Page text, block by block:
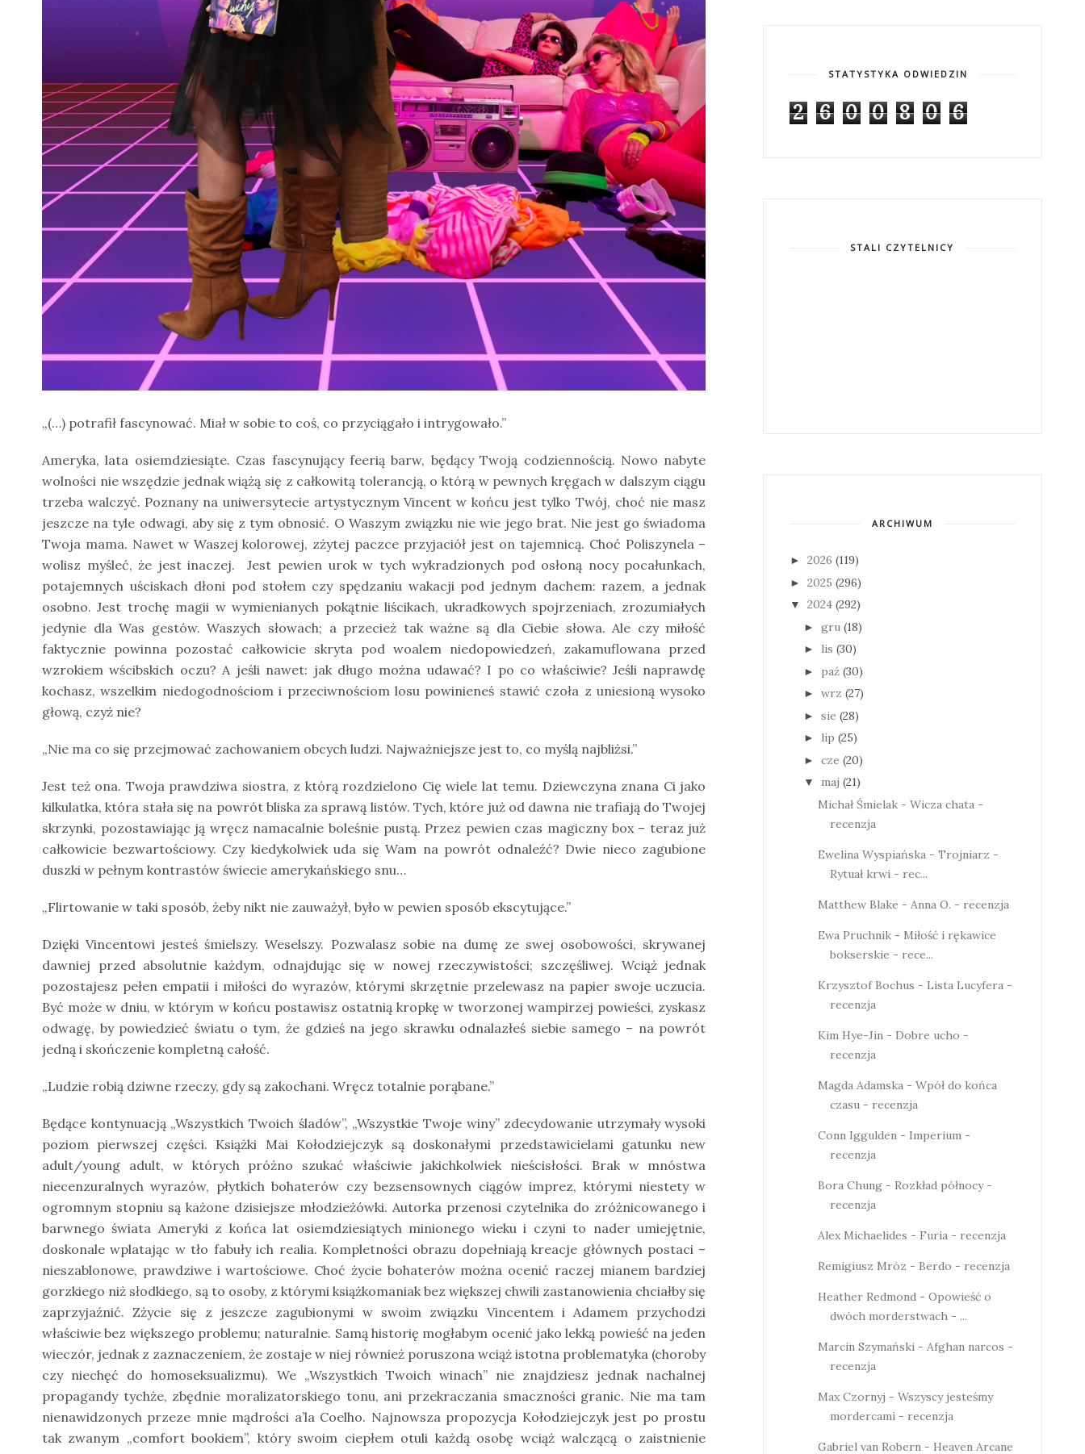
„(…) potrafił fascynować. Miał w sobie to coś, co przyciągało i intrygowało.”
Ameryka, lata osiemdziesiąte. Czas fascynujący feerią barw, będący Twoją codziennością. Nowo nabyte
wolności nie wszędzie jednak wiążą się z całkowitą tolerancją, o którą w pewnych kręgach w dalszym ciągu
trzeba walczyć. Poznany na uniwersytecie artystycznym Vincent w końcu jest tylko Twój, choć nie masz
jeszcze na tyle odwagi, aby się z tym obnosić. O Waszym związku nie wie jego brat. Nie jest go świadoma
Twoja mama. Nawet w Waszej kolorowej, zżytej paczce przyjaciół jest on tajemnicą. Choć Poliszynela –
wolisz myśleć, że jest inaczej.
Jest pewien urok w tych wykradzionych pod osłoną nocy pocałunkach,
potajemnych uściskach dłoni pod stołem czy spędzaniu wakacji pod jednym dachem: razem, a jednak
osobno. Jest trochę magii w wymienianych pokątnie liścikach, ukradkowych spojrzeniach, zrozumiałych
jedynie dla Was gestów. Waszych słowach; a przecież tak ważne są dla Ciebie słowa. Ale czy miłość
faktycznie powinna pozostać całkowicie skryta pod woalem niedopowiedzeń, zakamuflowana przed
wzrokiem wścibskich oczu? A jeśli nawet: jak długo można udawać? I po co właściwie? Jeśli naprawdę
kochasz, wszelkim niedogodnościom i przeciwnościom losu powinieneś stawić czoła z uniesioną wysoko
głową, czyż nie?
„Nie ma co się przejmować zachowaniem obcych ludzi. Najważniejsze jest to, co myślą najbliżsi.”
Jest też ona. Twoja prawdziwa siostra, z którą rozdzielono Cię wiele lat temu. Dziewczyna znana Ci jako
kilkulatka, która stała się na powrót bliska za sprawą listów. Tych, które już od dawna nie trafiają do Twojej
skrzynki, pozostawiając ją wręcz namacalnie boleśnie pustą. Przez pewien czas magiczny box – teraz już
całkowicie bezwartościowy. Czy kiedykolwiek uda się Wam na powrót odnaleźć? Dwie nieco zagubione
duszki w pełnym kontrastów świecie amerykańskiego snu…
„Flirtowanie w taki sposób, żeby nikt nie zauważył, było w pewien sposób ekscytujące.”
Dzięki Vincentowi jesteś śmielszy. Weselszy. Pozwalasz sobie na dumę ze swej osobowości, skrywanej
dawniej przed absolutnie każdym, odnajdując się w nowej rzeczywistości; szczęśliwej. Wciąż jednak
pozostajesz pełen empatii i miłości do wyrazów, którymi skrzętnie przelewasz na papier swoje uczucia.
Być może w dniu, w którym w końcu postawisz ostatnią kropkę w tworzonej wampirzej powieści, zyskasz
odwagę, by powiedzieć światu o tym, że gdzieś na jego skrawku odnalazłeś siebie samego – na powrót
jedną i skończenie kompletną całość.
„Ludzie robią dziwne rzeczy, gdy są zakochani. Wręcz totalnie porąbane.”
Będące kontynuacją „Wszystkich Twoich śladów”, „Wszystkie Twoje winy” zdecydowanie utrzymały wysoki
poziom pierwszej części. Książki Mai Kołodziejczyk są doskonałymi przedstawicielami gatunku new
adult/young adult, w których próżno szukać właściwie jakichkolwiek nieścisłości. Brak w mnóstwa
niecenzuralnych wyrazów, płytkich bohaterów czy bezsensownych ciągów imprez, którymi niestety w
ogromnym stopniu są każone dzisiejsze młodzieżówki. Autorka przenosi czytelnika do zróżnicowanego i
barwnego świata Ameryki z końca lat osiemdziesiątych minionego wieku i czyni to nader umiejętnie,
doskonale wplatając w tło fabuły ich realia. Kompletności obrazu dopełniają kreacje głównych postaci –
nieszablonowe, prawdziwe i wartościowe. Choć życie bohaterów można ocenić raczej mianem bardziej
gorzkiego niż słodkiego, są to osoby, z którymi książkomaniak bez większej chwili zastanowienia chciałby się
zaprzyjaźnić. Zżycie się z jeszcze zagubionymi w swoim związku Vincentem i Adamem przychodzi
właściwie bez większego problemu; naturalnie. Samą historię mogłabym ocenić jako lekką powieść na jeden
wieczór, jednak z zaznaczeniem, że zostaje w niej również poruszona wciąż istotna problematyka (choroby
czy niechęć do homoseksualizmu). We „Wszystkich Twoich winach” nie znajdziesz jednak nachalnej
propagandy tychże, zbędnie moralizatorskiego tonu, ani przekraczania smaczności granic. Nie ma tam
nienawidzonych przeze mnie mądrości a’la Coelho. Najnowsza propozycja Kołodziejczyk jest po prostu
tak zwanym „comfort bookiem”, który swoim ciepłem otuli każdą osobę wciąż walczącą o zaistnienie
STATYSTYKA ODWIEDZIN
2 6 0 0 8 0 6
STALI CZYTELNICY
ARCHIWUM
► 2026 (119)
► 2025 (296)
▼ 2024 (292)
► gru (18)
► lis (30)
► paź (30)
► wrz (27)
► sie (28)
► lip (25)
► cze (20)
▼ maj (21)
Michał Śmielak - Wicza chata -
recenzja
Ewelina Wyspiańska - Trojniarz -
Rytuał krwi - rec...
Matthew Blake - Anna O. - recenzja
Ewa Pruchnik - Miłość i rękawice
bokserskie - rece...
Krzysztof Bochus - Lista Lucyfera -
recenzja
Kim Hye-Jin - Dobre ucho -
recenzja
Magda Adamska - Wpół do końca
czasu - recenzja
Conn Iggulden - Imperium -
recenzja
Bora Chung - Rozkład północy -
recenzja
Alex Michaelides - Furia - recenzja
Remigiusz Mróz - Berdo - recenzja
Heather Redmond - Opowieść o
dwóch morderstwach - ...
Marcin Szymański - Afghan narcos -
recenzja
Max Czornyj - Wszyscy jesteśmy
mordercami - recenzja
Gabriel van Robern - Heaven Arcane